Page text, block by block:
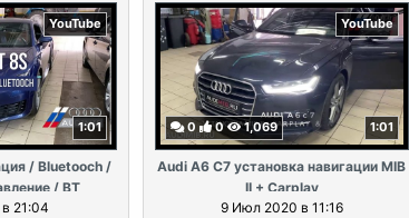
YouTube
1:01
/ Bluetooch /
/ BT
21:04
YouTube
0 0 1,069 1:01
Audi A6 C7 установка навигации MIB
II + Carplay
9 Июл 2020 в 11:16